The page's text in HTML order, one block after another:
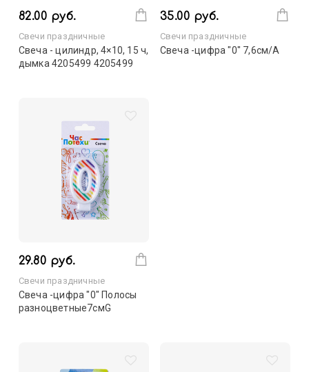
82.00 руб.
Свечи праздничные
Свеча - цилиндр, 4×10, 15 ч,
дымка 4205499 4205499
35.00 руб.
Свечи праздничные
Свеча -цифра "0" 7,6см/A
29.80 руб.
Свечи праздничные
Свеча -цифра "0" Полосы
разноцветные7смG